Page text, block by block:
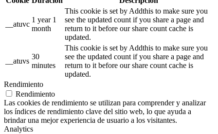
__atuvc
1 year 1
month
This cookie is set by Addthis to make sure you
see the updated count if you share a page and
return to it before our share count cache is
updated.
__atuvs
30
minutes
This cookie is set by Addthis to make sure you
see the updated count if you share a page and
return to it before our share count cache is
updated.
Rendimiento
Rendimiento
Las cookies de rendimiento se utilizan para comprender y analizar
los índices de rendimiento clave del sitio web, lo que ayuda a
brindar una mejor experiencia de usuario a los visitantes.
Analytics